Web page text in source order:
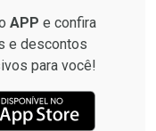
APP e confira
e descontos
para você!